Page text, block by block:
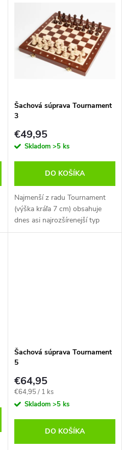
Šachová súprava Tournament
3
€49,95
Skladom >5 ks
DO KOŠÍKA
Najmenší z radu Tournament
(výška kráľa 7 cm) obsahuje
dnes asi najrozšírenejší typ
figúrok Staunton a sklápaciu
Šachová súprava Tournament
5
€64,95
Jednotková
cena:
€64,95 / 1 ks
Skladom >5 ks
DO KOŠÍKA